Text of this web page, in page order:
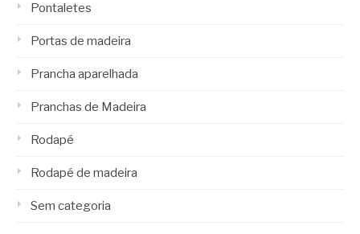
Pontaletes
Portas de madeira
Prancha aparelhada
Pranchas de Madeira
Rodapé
Rodapé de madeira
Sem categoria